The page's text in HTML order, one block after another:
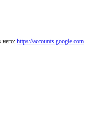
него: https://accounts.google.com